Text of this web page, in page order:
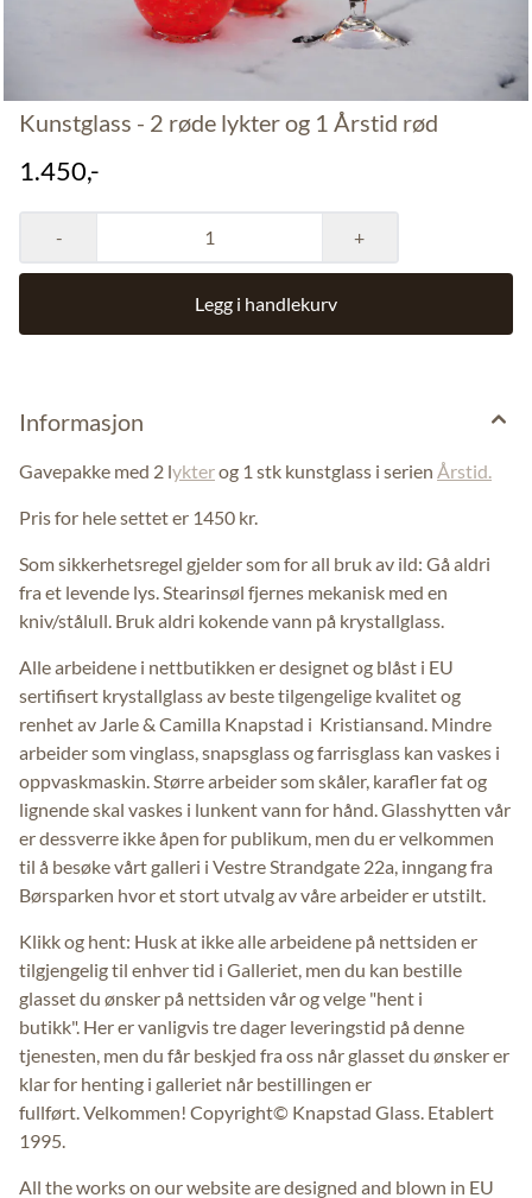
Kunstglass - 2 røde lykter og 1 Årstid rød
1.450,-
- +
Legg i handlekurv
Informasjon
Gavepakke med 2 lykterog 1 stk kunstglass i serien Årstid.
Pris for hele settet er 1450 kr.
Som sikkerhetsregel gjelder som for all bruk av ild: Gå aldri
fra et levende lys. Stearinsøl fjernes mekanisk med en
kniv/stålull. Bruk aldri kokende vann på krystallglass.
Alle arbeidene i nettbutikken er designet og blåst i EU
sertifisert krystallglass av beste tilgengelige kvalitet og
renhet av Jarle & Camilla Knapstad i Kristiansand. Mindre
arbeider som vinglass, snapsglass og farrisglass kan vaskes i
oppvaskmaskin. Større arbeider som skåler, karafler fat og
lignende skal vaskes i lunkent vann for hånd. Glasshytten vår
er dessverre ikke åpen for publikum, men du er velkommen
til å besøke vårt galleri i Vestre Strandgate 22a, inngang fra
Børsparken hvor et stort utvalg av våre arbeider er utstilt.
Klikk og hent: Husk at ikke alle arbeidene på nettsiden er
tilgjengelig til enhver tid i Galleriet, men du kan bestille
glasset du ønsker på nettsiden vår og velge "hent i
butikk". Her er vanligvis tre dager leveringstid på denne
tjenesten, men du får beskjed fra oss når glasset du ønsker er
klar for henting i galleriet når bestillingen er
fullført. Velkommen! Copyright© Knapstad Glass. Etablert
1995.
All the works on our website are designed and blown in EU